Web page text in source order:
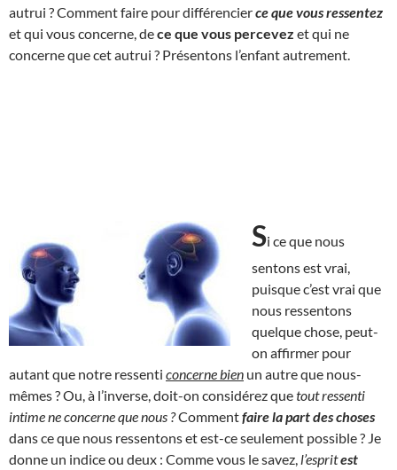
autrui ? Comment faire pour différencierce que vous ressentez
et qui vous concerne, dece que vous percevez et qui ne
concerne que cet autrui ? Présentons l’enfant autrement.
Si ce que nous
sentons est vrai,
puisque c’est vrai que
nous ressentons
quelque chose, peut-
on affirmer pour
autant que notre ressenti concerne bien un autre que nous-
mêmes ? Ou, à l’inverse, doit-on considérez quetout ressenti
intime ne concerne que nous ?Commentfaire la part des choses
dans ce que nous ressentons et est-ce seulement possible ? Je
donne un indice ou deux : Comme vous le savez, l’espritest